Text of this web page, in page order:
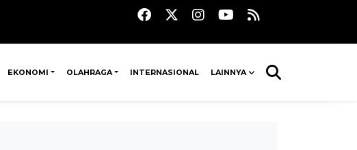
EKONOMI OLAHRAGA INTERNASIONAL LAINNYA